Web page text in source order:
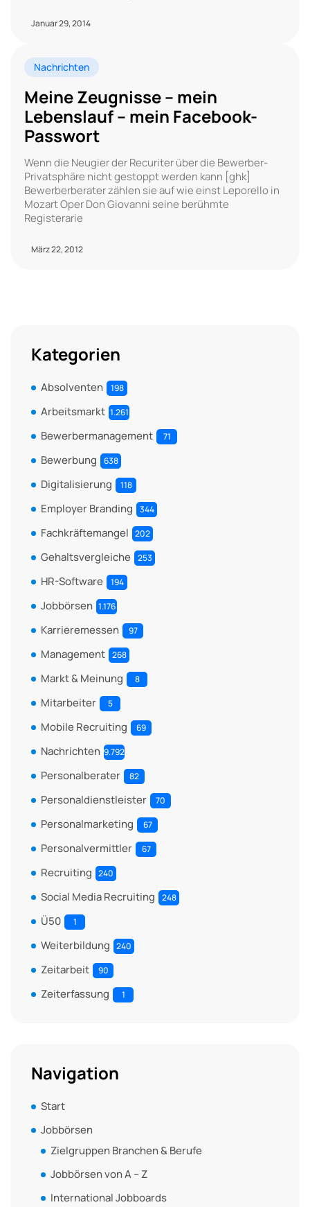
Januar 29, 2014
Nachrichten
Meine Zeugnisse – mein
Lebenslauf – mein Facebook-
Passwort
Wenn die Neugier der Recuriter über die Bewerber-
Privatsphäre nicht gestoppt werden kann [ghk]
Bewerberberater zählen sie auf wie einst Leporello in
Mozart Oper Don Giovanni seine berühmte
Registerarie
März 22, 2012
Kategorien
Absolventen 198
Arbeitsmarkt 1.261
Bewerbermanagement 71
Bewerbung 638
Digitalisierung 118
Employer Branding 344
Fachkräftemangel 202
Gehaltsvergleiche 253
HR-Software 194
Jobbörsen 1.176
Karrieremessen 97
Management 268
Markt & Meinung 8
Mitarbeiter 5
Mobile Recruiting 69
Nachrichten 9.792
Personalberater 82
Personaldienstleister 70
Personalmarketing 67
Personalvermittler 67
Recruiting 240
Social Media Recruiting 248
Ü50 1
Weiterbildung 240
Zeitarbeit 90
Zeiterfassung 1
Navigation
Start
Jobbörsen
Zielgruppen Branchen & Berufe
Jobbörsen von A – Z
International Jobboards